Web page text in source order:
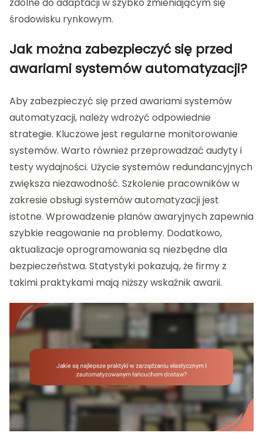
środowisku rynkowym.
Jak można zabezpieczyć się przed
awariami systemów automatyzacji?
Aby zabezpieczyć się przed awariami systemów
automatyzacji, należy wdrożyć odpowiednie
strategie. Kluczowe jest regularne monitorowanie
systemów. Warto również przeprowadzać audyty i
testy wydajności. Użycie systemów redundancyjnych
zwiększa niezawodność. Szkolenie pracowników w
zakresie obsługi systemów automatyzacji jest
istotne. Wprowadzenie planów awaryjnych zapewnia
szybkie reagowanie na problemy. Dodatkowo,
aktualizacje oprogramowania są niezbędne dla
bezpieczeństwa. Statystyki pokazują, że firmy z
takimi praktykami mają niższy wskaźnik awarii.